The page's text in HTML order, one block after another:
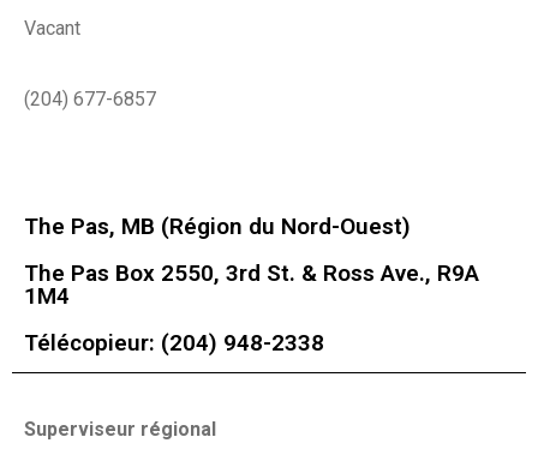
Vacant
(204) 677-6857
The Pas, MB (Région du Nord-Ouest)
The Pas Box 2550, 3rd St. & Ross Ave., R9A
1M4
Télécopieur: (204) 948-2338
Superviseur régional